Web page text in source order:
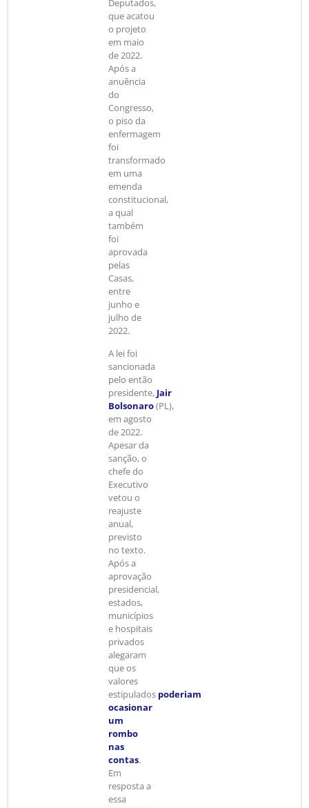
Deputados,
que acatou
o projeto
em maio
de 2022.
Após a
anuência
do
Congresso,
o piso da
enfermagem
foi
transformado
em uma
emenda
constitucional,
a qual
também
foi
aprovada
pelas
Casas,
entre
junho e
julho de
2022.
A lei foi
sancionada
pelo então
presidente, Jair
Bolsonaro(PL),
em agosto
de 2022.
Apesar da
sanção, o
chefe do
Executivo
vetou o
reajuste
anual,
previsto
no texto.
Após a
aprovação
presidencial,
estados,
municípios
e hospitais
privados
alegaram
que os
valores
estipulados poderiam
ocasionar
um
rombo
nas
contas.
Em
resposta a
essa